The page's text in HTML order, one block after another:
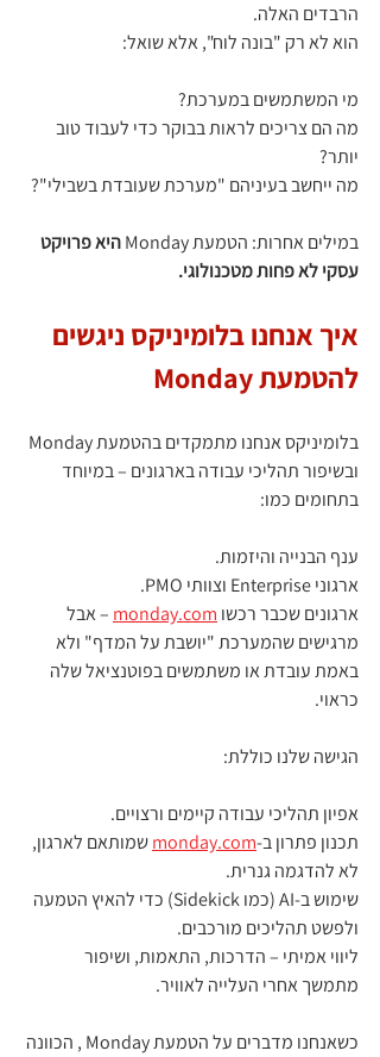
הרבדים האלה.
הוא לא רק "בונה לוח", אלא שואל:
מי המשתמשים במערכת?
מה הם צריכים לראות בבוקר כדי לעבוד טוב
יותר?
מה ייחשב בעיניהם "מערכת שעובדת בשבילי"?
במילים אחרות: הטמעת Monday
היא פרויקט
עסקי לא פחות מטכנולוגי.
איך אנחנו בלומיניקס ניגשים
להטמעת Monday
ובשיפור תהליכי עבודה בארגונים – במיוחד
בתחומים כמו:
ענף הבנייה והיזמות.
ארגוני Enterprise וצוותי PMO.
ארגונים שכבר רכשו monday.com – אבל
מרגישים שהמערכת "יושבת על המדף" ולא
באמת עובדת או משתמשים בפוטנציאל שלה
כראוי.
הגישה שלנו כוללת:
אפיון תהליכי עבודה קיימים ורצויים.
תכנון פתרון ב‑monday.com שמותאם לארגון,
לא להדגמה גנרית.
שימוש ב‑AI (כמו Sidekick) כדי להאיץ הטמעה
ולפשט תהליכים מורכבים.
ליווי אמיתי – הדרכות, התאמות, ושיפור
מתמשך אחרי העלייה לאוויר.
כשאנחנו מדברים על הטמעת Monday , הכוונה